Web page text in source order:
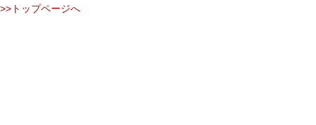
>>トップページへ